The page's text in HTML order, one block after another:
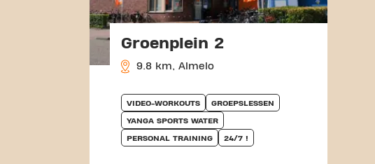
Groenplein 2
9.8 km, Almelo
VIDEO-WORKOUTS GROEPSLESSEN
YANGA SPORTS WATER
PERSONAL TRAINING 24/7 !